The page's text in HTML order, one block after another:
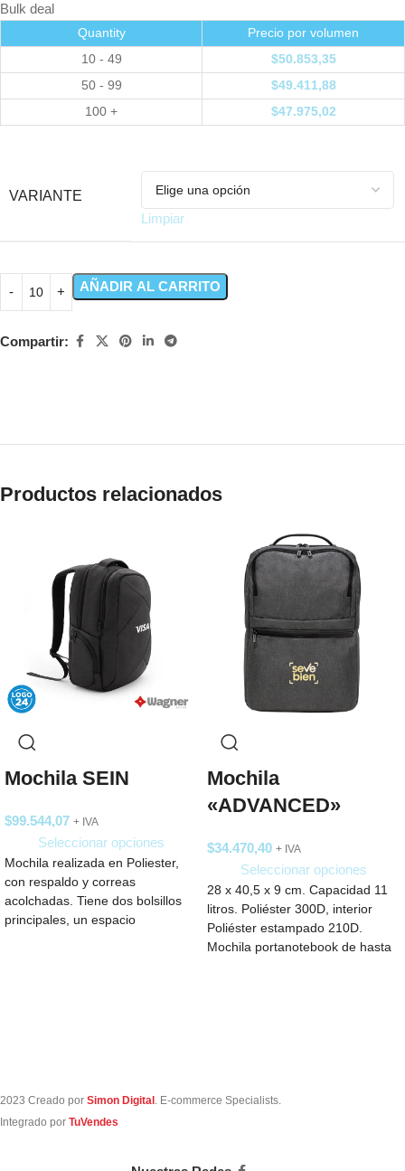
Bulk deal
Quantity
Precio por volumen
10 - 49
$50.853,35
50 - 99
$49.411,88
100 +
$47.975,02
VARIANTE
Limpiar
AÑADIR AL CARRITO
Compartir:
Productos relacionados
Mochila SEIN
$99.544,07 + IVA
Seleccionar opciones
Mochila realizada en Poliester,
con respaldo y correas
acolchadas. Tiene dos bolsillos
principales, un espacio
Mochila
«ADVANCED»
$34.470,40 + IVA
Seleccionar opciones
28 x 40,5 x 9 cm. Capacidad 11
litros. Poliéster 300D, interior
Poliéster estampado 210D.
Mochila portanotebook de hasta
2023 Creado por Simon Digital . E-commerce Specialists.
Integrado por TuVendes